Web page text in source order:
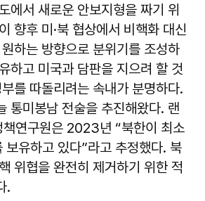
에서 새로운 안보지형을 짜기 위
향후 미·북 협상에서 비핵화 대신
하는 방향으로 분위기를 조성하
하고 미국과 담판을 지으려 할 것
를 따돌리려는 속내가 분명하다.
통미봉남 전술을 추진해왔다. 랜
책연구원은 2023년 “북한이 최소
유하고 있다”라고 추정했다. 북
위협을 완전히 제거하기 위한 적
.